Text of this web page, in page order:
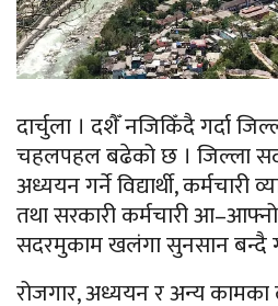
दार्चुला । दशैँ नजिकिँदै गर्दा
चहलपहल बढेको छ । जिल्ला
अध्ययन गर्ने विद्यार्थी, कर्मचारी
तथा सरकारी कर्मचारी
सदरमुकाम खलंगा सुनसान बन्दै
रोजगार, अध्ययन र अन्य कामका